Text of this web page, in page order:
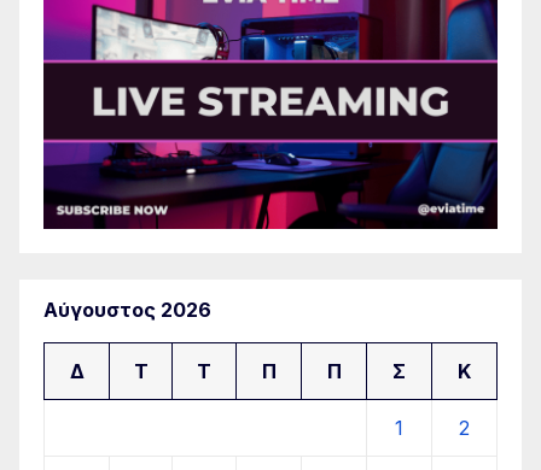
Αύγουστος 2026
Δ Τ Τ Π Π Σ Κ
1 2